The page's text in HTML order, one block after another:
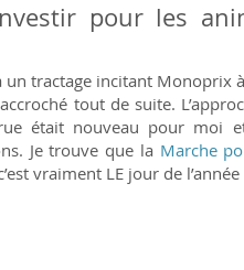
pour les
un tractage incitant Monoprix
tout de suite.
était nouveau pour moi
Je trouve que la Marche
vraiment LE jour de l’année